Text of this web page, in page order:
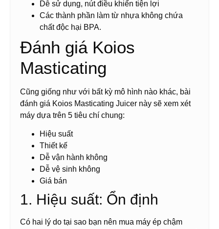
Dễ sử dụng, nút điều khiển tiện lợi
Các thành phần làm từ nhựa không chứa
chất độc hại BPA.
Đánh giá Koios
Masticating
Cũng giống như với bất kỳ mô hình nào khác, bài
đánh giá Koios Masticating Juicer này sẽ xem xét
máy dựa trên 5 tiêu chí chung:
Hiệu suất
Thiết kế
Dễ vận hành không
Dễ vệ sinh không
Giá bán
1. Hiệu suất: Ổn định
Có hai lý do tại sao bạn nên mua máy ép chậm